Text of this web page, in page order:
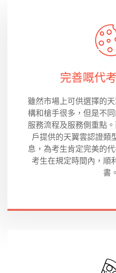
完善嘅代
雖然市場上可供選擇的
構和槍手很多，但是不
服務流程及服務側重點
戶提供的天翼雲認證類
息，為考生肯定完美的
考生在規定時間內，順
書。